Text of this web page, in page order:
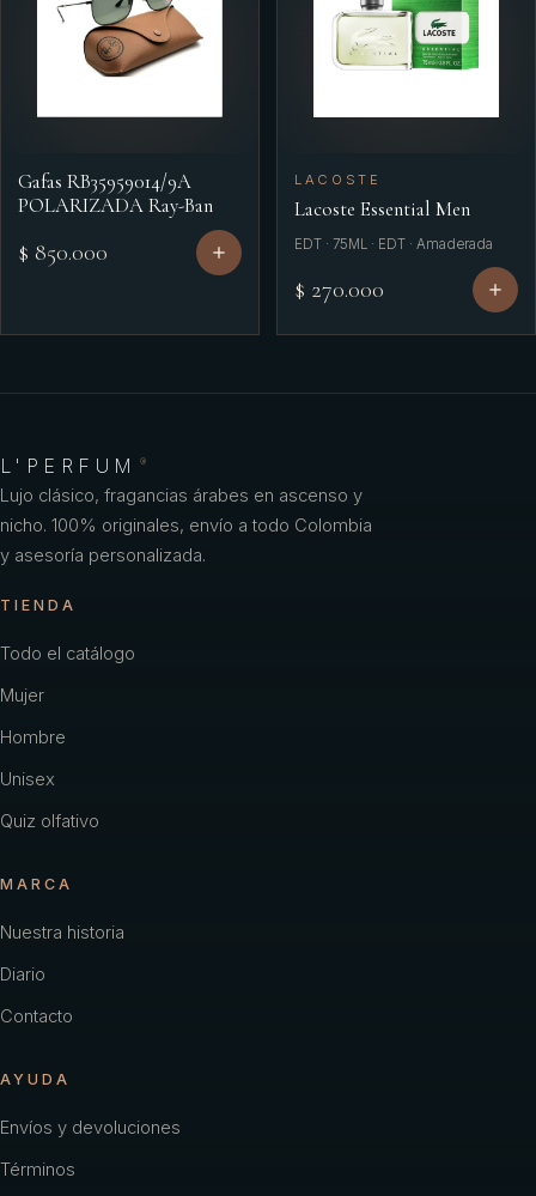
Gafas RB35959014/9A
POLARIZADA Ray-Ban
$ 850.000
LACOSTE
Lacoste Essential Men
EDT · 75ML · EDT · Amaderada
$ 270.000
L'PERFUM ®
Lujo clásico, fragancias árabes en ascenso y
nicho. 100% originales, envío a todo Colombia
y asesoría personalizada.
TIENDA
Todo el catálogo
Mujer
Hombre
Unisex
Quiz olfativo
MARCA
Nuestra historia
Diario
Contacto
AYUDA
Envíos y devoluciones
Términos